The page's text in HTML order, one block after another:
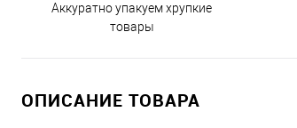
Аккуратно упакуем хрупкие
товары
ОПИСАНИЕ ТОВАРА